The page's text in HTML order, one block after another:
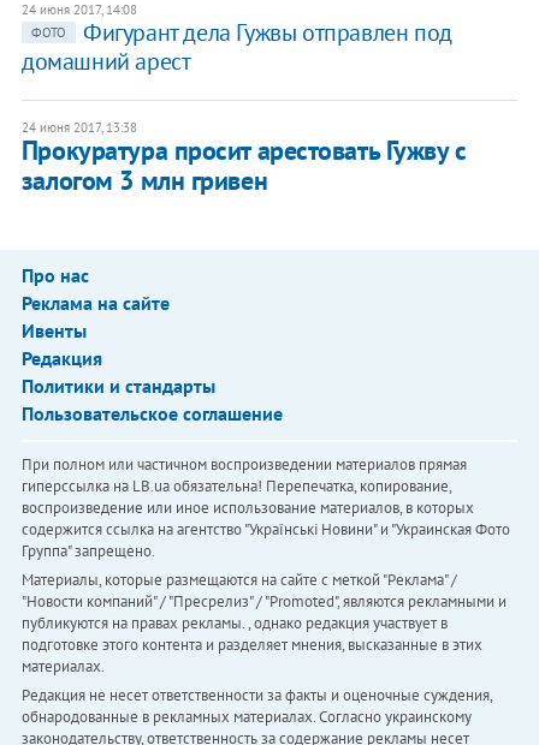
24 июня 2017, 14:08
ФОТО
​Фигурант дела Гужвы отправлен под
домашний арест
24 июня 2017, 13:38
Прокуратура просит арестовать Гужву с
залогом 3 млн гривен
Про нас
Реклама на сайте
Ивенты
Редакция
Политики и стандарты
Пользовательское соглашение
При полном или частичном воспроизведении материалов прямая
гиперссылка на LB.ua обязательна! Перепечатка, копирование,
воспроизведение или иное использование материалов, в которых
содержится ссылка на агентство "Українськi Новини" и "Украинская Фото
Группа" запрещено.
Материалы, которые размещаются на сайте с меткой "Реклама" /
"Новости компаний" / "Пресрелиз" / "Promoted", являются рекламными и
публикуются на правах рекламы. , однако редакция участвует в
подготовке этого контента и разделяет мнения, высказанные в этих
материалах.
Редакция не несет ответственности за факты и оценочные суждения,
обнародованные в рекламных материалах. Согласно украинскому
законодательству, ответственность за содержание рекламы несет